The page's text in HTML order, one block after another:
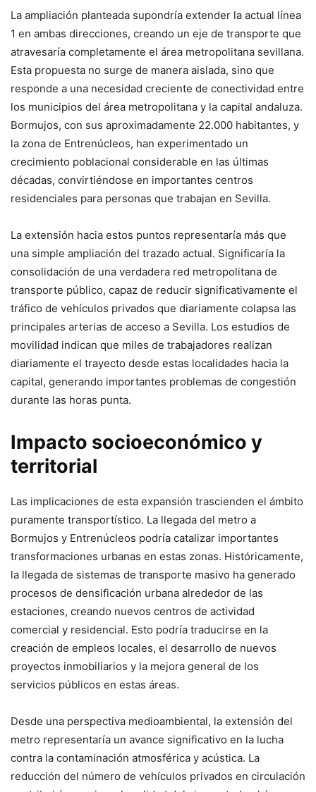
La ampliación planteada supondría extender la actual línea
1 en ambas direcciones, creando un eje de transporte que
atravesaría completamente el área metropolitana sevillana.
Esta propuesta no surge de manera aislada, sino que
responde a una necesidad creciente de conectividad entre
los municipios del área metropolitana y la capital andaluza.
Bormujos, con sus aproximadamente 22.000 habitantes, y
la zona de Entrenúcleos, han experimentado un
crecimiento poblacional considerable en las últimas
décadas, convirtiéndose en importantes centros
residenciales para personas que trabajan en Sevilla.
La extensión hacia estos puntos representaría más que
una simple ampliación del trazado actual. Significaría la
consolidación de una verdadera red metropolitana de
transporte público, capaz de reducir significativamente el
tráfico de vehículos privados que diariamente colapsa las
principales arterias de acceso a Sevilla. Los estudios de
movilidad indican que miles de trabajadores realizan
diariamente el trayecto desde estas localidades hacia la
capital, generando importantes problemas de congestión
durante las horas punta.
Impacto socioeconómico y
territorial
Las implicaciones de esta expansión trascienden el ámbito
puramente transportístico. La llegada del metro a
Bormujos y Entrenúcleos podría catalizar importantes
transformaciones urbanas en estas zonas. Históricamente,
la llegada de sistemas de transporte masivo ha generado
procesos de densificación urbana alrededor de las
estaciones, creando nuevos centros de actividad
comercial y residencial. Esto podría traducirse en la
creación de empleos locales, el desarrollo de nuevos
proyectos inmobiliarios y la mejora general de los
servicios públicos en estas áreas.
Desde una perspectiva medioambiental, la extensión del
metro representaría un avance significativo en la lucha
contra la contaminación atmosférica y acústica. La
reducción del número de vehículos privados en circulación